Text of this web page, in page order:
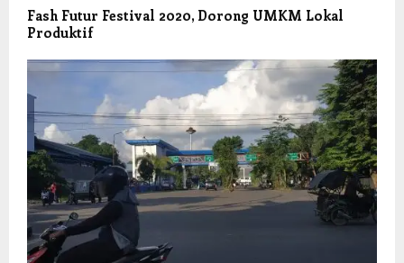
Fash Futur Festival 2020, Dorong UMKM Lokal
Produktif